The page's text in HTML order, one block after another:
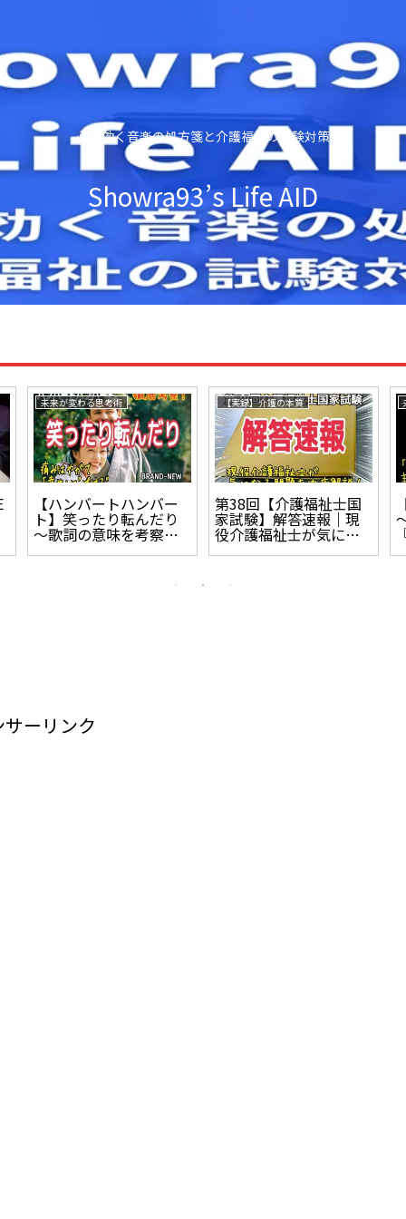
心に効く音楽の処方箋と介護福祉の試験対策
Showra93’s Life AID
未来が変わる思考術
【ハンバートハンバー
ト】笑ったり転んだり
～歌詞の意味を考察！
痛みはやがて「幸せ」
「ばけばけ」主題歌】
【実録】介護の本質
第38回【介護福祉士国
家試験】解答速報｜現
役介護福祉士が気にな
る問題を徹底解説！
ーリンク